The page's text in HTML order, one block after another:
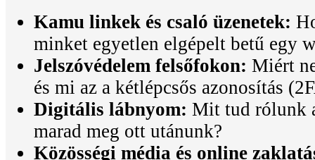
Kamu linkek és csaló üzenetek:
minket egyetlen elgépelt betű egy
Jelszóvédelem felsőfokon: Miért
és mi az a kétlépcsős azonosítás
Digitális lábnyom: Mit tud rólunk
marad meg ott utánunk?
Közösségi média és online